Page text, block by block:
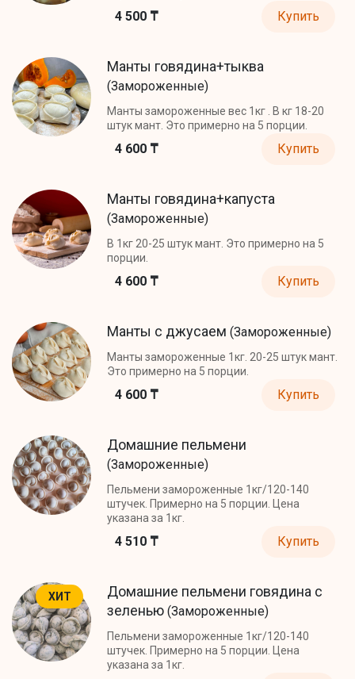
4 500 ₸ Купить
Манты говядина+тыква
(Замороженные)
Манты замороженные вес 1кг . В кг 18-20
штук мант. Это примерно на 5 порции.
4 600 ₸ Купить
Манты говядина+капуста
(Замороженные)
В 1кг 20-25 штук мант. Это примерно на 5
порции.
4 600 ₸ Купить
Манты с джусаем (Замороженные)
Манты замороженные 1кг. 20-25 штук мант.
Это примерно на 5 порции.
4 600 ₸ Купить
Домашние пельмени
(Замороженные)
Пельмени замороженные 1кг/120-140
штучек. Примерно на 5 порции. Цена
указана за 1кг.
4 510 ₸ Купить
ХИТ
Домашние пельмени говядина с
зеленью (Замороженные)
Пельмени замороженные 1кг/120-140
штучек. Примерно на 5 порции. Цена
указана за 1кг.